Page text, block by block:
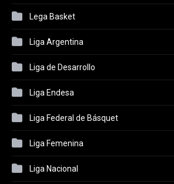
Lega Basket
Liga Argentina
Liga de Desarrollo
Liga Endesa
Liga Federal de Básquet
Liga Femenina
Liga Nacional